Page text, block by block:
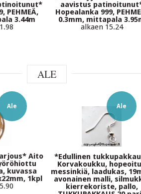
PEHMEÄ,
3.44m
aavistus
Hopealanka 999,
0.3mm, mittapala
alkaen 15.24
ALE
Ale
Aito
kuvassa
1kpl
Ale
*Edullinen
Korvakoukku,
messinkiä, laadukas,
avonainen malli,
kierrekoriste, pallo,